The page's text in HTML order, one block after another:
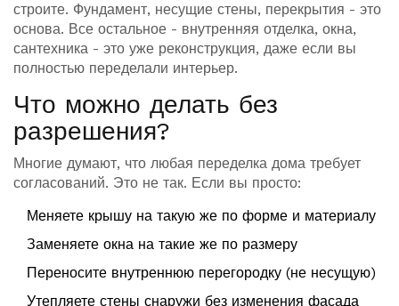
строите. Фундамент, несущие стены, перекрытия - это
основа. Все остальное - внутренняя отделка, окна,
сантехника - это уже реконструкция, даже если вы
полностью переделали интерьер.
Что можно делать без
разрешения?
Многие думают, что любая переделка дома требует
согласований. Это не так. Если вы просто:
Меняете крышу на такую же по форме и материалу
Заменяете окна на такие же по размеру
Переносите внутреннюю перегородку (не несущую)
Утепляете стены снаружи без изменения фасада